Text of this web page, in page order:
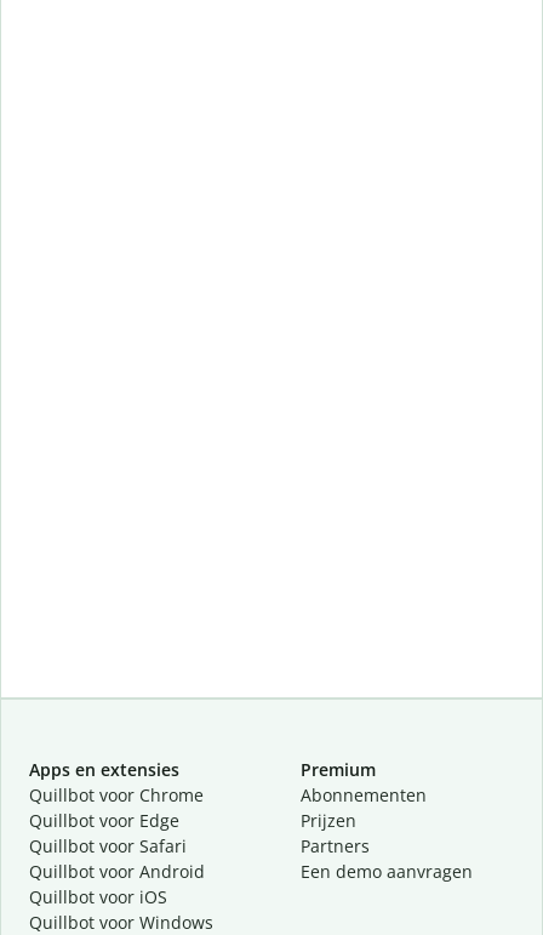
Apps en extensies
Quillbot voor Chrome
Quillbot voor Edge
Quillbot voor Safari
Quillbot voor Android
Quillbot voor iOS
Quillbot voor Windows
Premium
Abonnementen
Prijzen
Partners
Een demo aanvragen